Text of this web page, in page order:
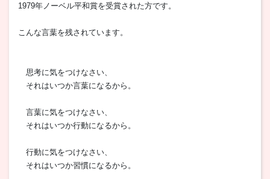
1979年ノーベル平和賞を受賞された方です。
こんな言葉を残されています。
思考に気をつけなさい、
それはいつか言葉になるから。
言葉に気をつけなさい、
それはいつか行動になるから。
行動に気をつけなさい、
それはいつか習慣になるから。